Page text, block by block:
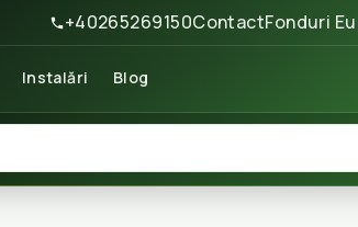
+40265269150ContactFonduri
Instalări Blog